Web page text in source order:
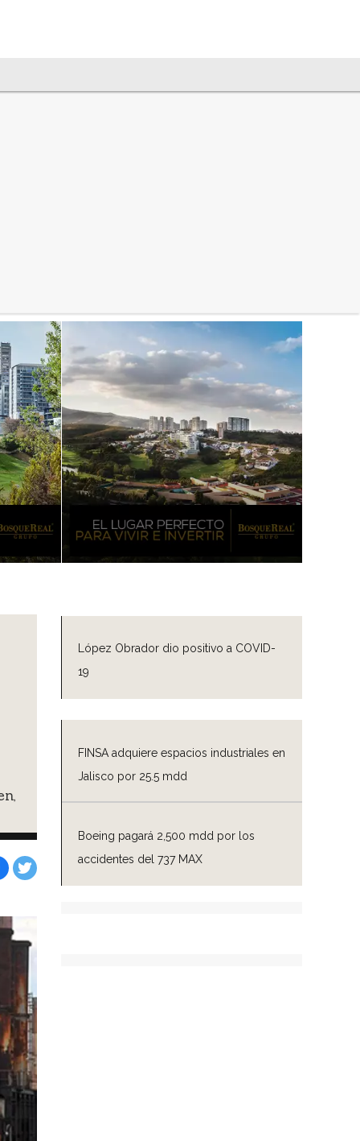
López Obrador dio positivo a COVID-
19
FINSA adquiere espacios industriales en
Jalisco por 25.5 mdd
Boeing pagará 2,500 mdd por los
accidentes del 737 MAX